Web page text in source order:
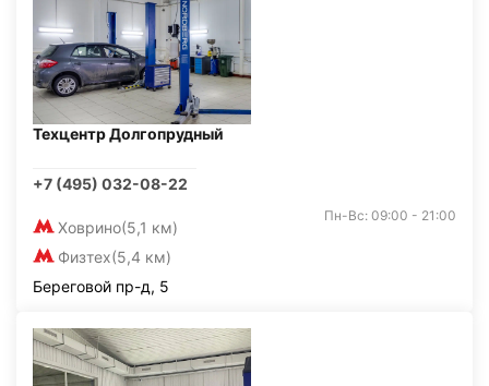
Техцентр Долгопрудный
+7 (495) 032-08-22
Ховрино(5,1 км)
Физтех(5,4 км)
Пн-Вс: 09:00 - 21:00
Береговой пр-д, 5